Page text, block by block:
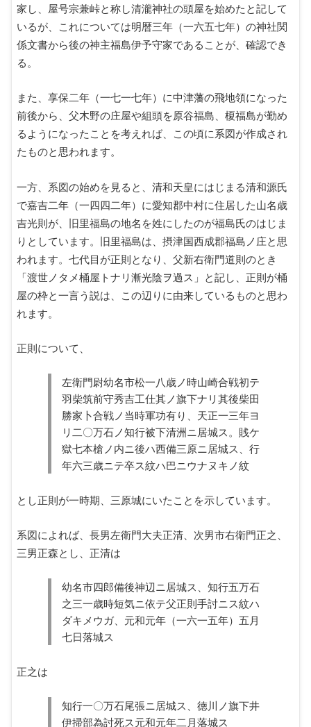
家し、屋号宗兼峠と称し清瀧神社の頭屋を始めたと記して
いるが、これについては明暦三年（一六五七年）の神社関
係文書から後の神主福島伊予守家であることが、確認でき
る。
また、享保二年（一七一七年）に中津藩の飛地領になった
前後から、父木野の庄屋や組頭を原谷福島、榎福島が勤め
るようになったことを考えれば、この頃に系図が作成され
たものと思われます。
一方、系図の始めを見ると、清和天皇にはじまる清和源氏
で嘉吉二年（一四四二年）に愛知郡中村に住居した山名歳
吉光則が、旧里福島の地名を姓にしたのが福島氏のはじま
りとしています。旧里福島は、摂津国西成郡福島ノ庄と思
われます。七代目が正則となり、父新右衛門道則のとき
「渡世ノタメ桶屋トナリ漸光陰ヲ過ス」と記し、正則が桶
屋の枠と一言う説は、この辺りに由来しているものと思わ
れます。
正則について、
左衛門尉幼名市松一八歳ノ時山崎合戦初テ
羽柴筑前守秀吉工仕其ノ旗下ナリ其後柴田
勝家卜合戦ノ当時軍功有り、天正一三年ヨ
リ二〇万石ノ知行被下清洲ニ居城ス。賎ケ
獄七本槍ノ内ニ後ハ西備三原ニ居城ス、行
年六三歳ニテ卒ス紋ハ巴ニウナヌキノ紋
とし正則が一時期、三原城にいたことを示しています。
系図によれば、長男左衛門大夫正清、次男市右衛門正之、
三男正森とし、正清は
幼名市四郎備後神辺ニ居城ス、知行五万石
之三一歳時短気ニ依テ父正則手討ニス紋ハ
ダキメウガ、元和元年（一六一五年）五月
七日落城ス
正之は
知行一〇万石尾張ニ居城ス、徳川ノ旗下井
伊掃部為討死ス元和元年二月落城ス